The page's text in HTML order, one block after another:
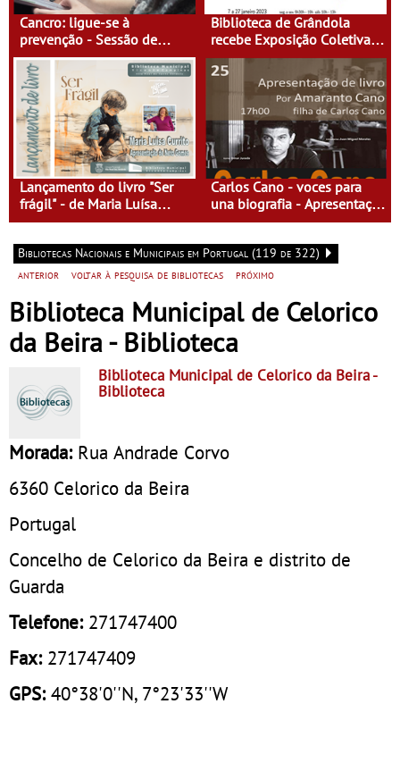
Cancro: ligue-se à
prevenção - Sessão de
Esclarecimento
Biblioteca de Grândola
recebe Exposição Coletiva
de Escultura da Faculdade
de Belas-Artes - “360º
around sculpture”
Lançamento do livro "Ser
frágil" - de Maria Luísa
Currito
Carlos Cano - voces para
una biografia - Apresentação
de livro
Bibliotecas Nacionais e Municipais em Portugal (119 de 322)
anterior
voltar à pesquisa de bibliotecas próximo
Biblioteca Municipal de Celorico
da Beira - Biblioteca
Biblioteca Municipal de Celorico da Beira-
Biblioteca
Morada: Rua Andrade Corvo
6360 Celorico da Beira
Portugal
Concelho de Celorico da Beira e distrito de
Guarda
Telefone: 271747400
Fax: 271747409
GPS:40°38'0''N, 7°23'33''W